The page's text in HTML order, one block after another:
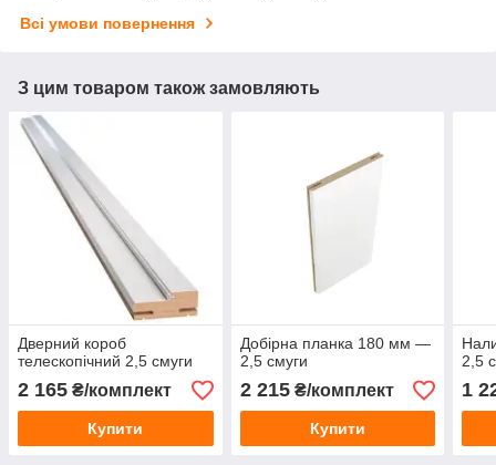
Всі умови повернення
З цим товаром також замовляють
Дверний короб
телескопічний 2,5 смуги
2 165 ₴/комплект
Купити
Добірна планка 180 мм —
2,5 смуги
2 215₴/комплект
Купити
2,5
1